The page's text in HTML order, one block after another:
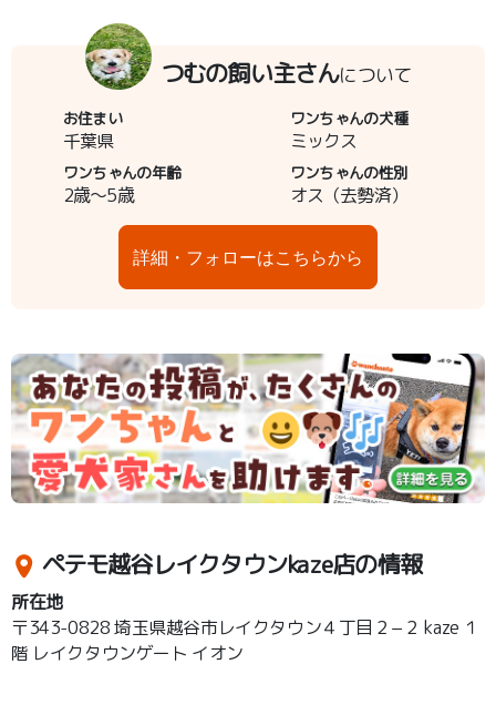
つむの飼い主さんについて
お住まい
千葉県
ワンちゃんの犬種
ミックス
ワンちゃんの年齢
2歳～5歳
ワンちゃんの性別
オス（去勢済）
詳細・フォローはこちらから
ペテモ越谷レイクタウンkaze店の情報
所在地
〒343-0828 埼玉県越谷市レイクタウン４丁目２−２ kaze １
階 レイクタウンゲート イオン